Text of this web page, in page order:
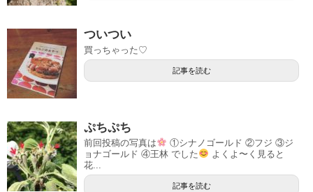
ついつい
買っちゃった♡
記事を読む
ぷちぷち
前回投稿の写真は
①シナノゴールド ②フジ ③ジ
ョナゴールド ④王林 でした
よくよ〜く見ると
花...
記事を読む